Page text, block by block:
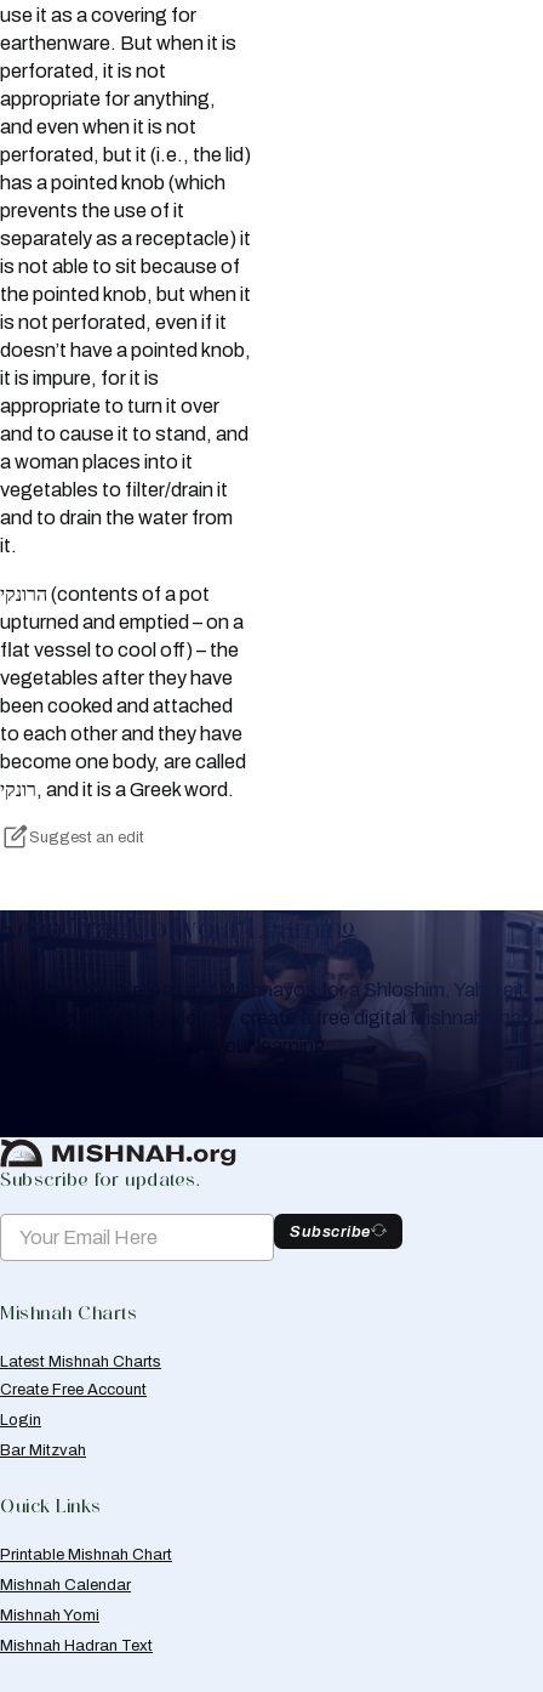
use it as a covering for
earthenware. But when it is
perforated, it is not
appropriate for anything,
and even when it is not
perforated, but it (i.e., the lid)
has a pointed knob (which
prevents the use of it
separately as a receptacle) it
is not able to sit because of
the pointed knob, but when it
is not perforated, even if it
doesn’t have a pointed knob,
it is impure, for it is
appropriate to turn it over
and to cause it to stand, and
a woman places into it
vegetables to filter/drain it
and to drain the water from
it.
הרונקי (contents of a pot
upturned and emptied – on a
flat vessel to cool off) – the
vegetables after they have
been cooked and attached
to each other and they have
become one body, are called
רונקי, and it is a Greek word.
Suggest an edit
Keep Track of your Learning
Whether you are learning Mishnayos for a Shloshim, Yahrzeit
or for your own knowledge, create a free digital Mishnah chart
to help you keep track of your learning.
Subscribe for updates.
Subscribe
Mishnah Charts
Latest Mishnah Charts
Create Free Account
Login
Bar Mitzvah
Quick Links
Printable Mishnah Chart
Mishnah Calendar
Mishnah Yomi
Mishnah Hadran Text